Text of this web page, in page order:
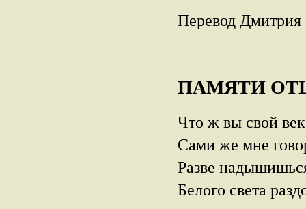
Перевод
ПАМЯТИ
Что ж вы свой
Сами же мне
Разве
Белого света